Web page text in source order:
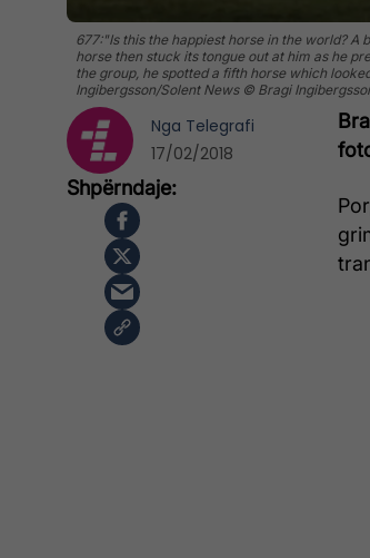
677:"Is this the happiest horse in the world?
horse then stuck its tongue out at him as he
the group, he spotted a fifth horse which
Ingibergsson/Solent News © Bragi
Nga Telegrafi
17/02/2018